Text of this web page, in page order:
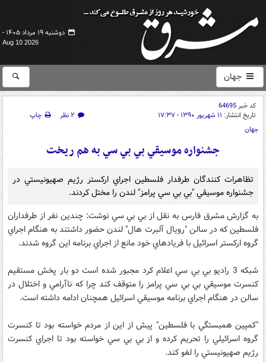
دوشنبه ۱۹ مرداد ۱۴۰۵ -
Aug 10 2026
جهان
کد خبر64695
تاریخ انتشار: ۱۱ شهریور ۱۳۹۰ - ۱۷:۳۷ ۲ نظر
چاپ
جهان
جشنواره موسيقي بي بي سي به هم ريخت
تظاهرات كنندگان طرفدار فلسطين اجراي اركستر رژيم صهيونيستي در
جشنواره موسيقي "بي بي سي پرامز" لندن را مختل كردند.
به گزارش مشرق فارس به نقل از بي بي سي نوشت: چندين نفر از طرفداران
فلسطين كه در سالن "رويال آلبرت هال" لندن حضور داشتند به هنگام اجراي
گروه اركستر اسرائيل با فريادهاي خود مانع از اجراي برنامه اين گروه شدند.
شبكه 3 راديو بي بي سي اعلام كرد مجبور شده است دو بار پخش مستقيم
كنسرت موسيقي بي بي سي پرامز را متوقف كند چرا كه ناآرامي و اختلال در
سالن در هنگام اجراي برنامه موسيقي اسرائيل همچنان ادامه داشته است.
"كمپين همبستگي با فلسطين" پيش از اين از مردم خواسته بود تا كنسرت
گروه اسرائيلي را تحريم كرده و از بي بي سي خواسته بود تا اجراي كنسرت
رژيم صهيونيستي را لغو كند.